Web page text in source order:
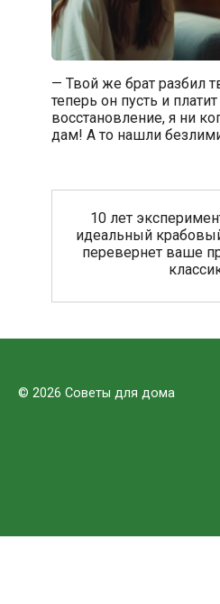
— Твой же брат разбил
теперь он пусть и
восстановление, я ни
дам! А то нашли
10 лет
идеальный
перевернет ваше
© 2026 Советы для дома